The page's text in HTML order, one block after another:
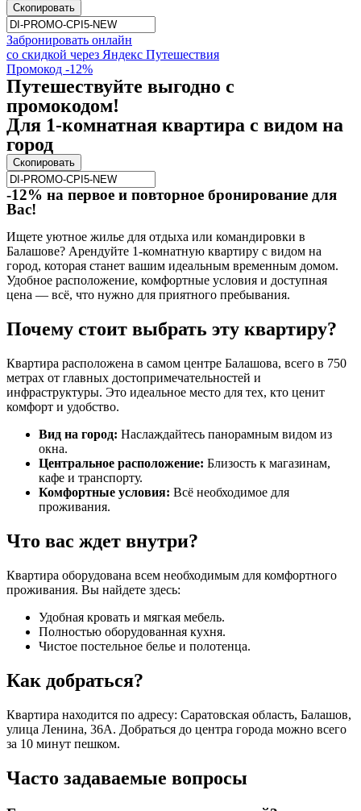
Скопировать
Забронировать онлайн
со скидкой через Яндекс Путешествия
Промокод -12%
Путешествуйте выгодно с
промокодом!
Для 1-комнатная квартира с видом на
город
Скопировать
-12% на первое и повторное бронирование для
Вас!
Ищете уютное жилье для отдыха или командировки в
Балашове? Арендуйте 1-комнатную квартиру с видом на
город, которая станет вашим идеальным временным домом.
Удобное расположение, комфортные условия и доступная
цена — всё, что нужно для приятного пребывания.
Почему стоит выбрать эту квартиру?
Квартира расположена в самом центре Балашова, всего в 750
метрах от главных достопримечательностей и
инфраструктуры. Это идеальное место для тех, кто ценит
комфорт и удобство.
Вид на город: Наслаждайтесь панорамным видом из
окна.
Центральное расположение: Близость к магазинам,
кафе и транспорту.
Комфортные условия: Всё необходимое для
проживания.
Что вас ждет внутри?
Квартира оборудована всем необходимым для комфортного
проживания. Вы найдете здесь:
Удобная кровать и мягкая мебель.
Полностью оборудованная кухня.
Чистое постельное белье и полотенца.
Как добраться?
Квартира находится по адресу: Саратовская область, Балашов,
улица Ленина, 36А. Добраться до центра города можно всего
за 10 минут пешком.
Часто задаваемые вопросы